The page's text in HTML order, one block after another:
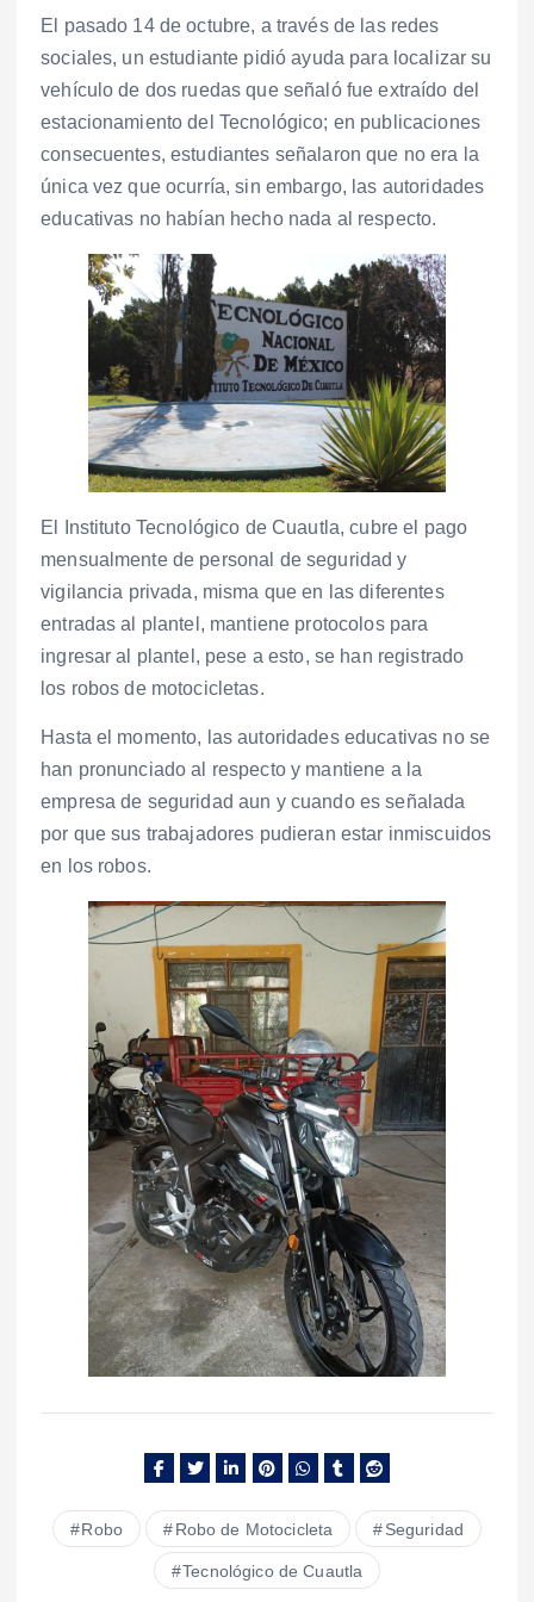
El pasado 14 de octubre, a través de las redes
sociales, un estudiante pidió ayuda para localizar su
vehículo de dos ruedas que señaló fue extraído del
estacionamiento del Tecnológico; en publicaciones
consecuentes, estudiantes señalaron que no era la
única vez que ocurría, sin embargo, las autoridades
educativas no habían hecho nada al respecto.
El Instituto Tecnológico de Cuautla, cubre el pago
mensualmente de personal de seguridad y
vigilancia privada, misma que en las diferentes
entradas al plantel, mantiene protocolos para
ingresar al plantel, pese a esto, se han registrado
los robos de motocicletas.
Hasta el momento, las autoridades educativas no se
han pronunciado al respecto y mantiene a la
empresa de seguridad aun y cuando es señalada
por que sus trabajadores pudieran estar inmiscuidos
en los robos.
Robo Robo de Motocicleta Seguridad
Tecnológico de Cuautla